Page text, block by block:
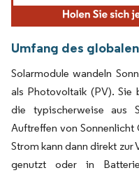
Umfang des
Solarmodule wandeln
als Photovoltaik (PV). Sie
die typischerweise aus
Auftreffen von
Strom kann dann direkt zur
genutzt oder in